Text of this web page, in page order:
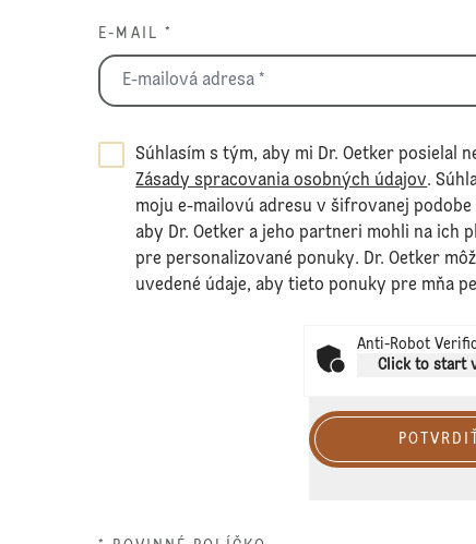
E-MAIL *
Súhlasím s tým, aby mi Dr. Oetker posielal
Zásady spracovania osobných údajov.
moju e-mailovú adresu v šifrovanej
aby Dr. Oetker a jeho partneri mohli na ich
pre personalizované ponuky. Dr. Oetker
uvedené údaje, aby tieto ponuky pre mňa
Anti-Robot
Click to start
POTVRDIŤ